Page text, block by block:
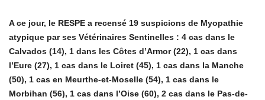
A ce jour, le RESPE a recensé 19 suspicions de Myopathie
atypique par ses Vétérinaires Sentinelles : 4 cas dans le
Calvados (14), 1 dans les Côtes d’Armor (22), 1 cas dans
l’Eure (27), 1 cas dans le Loiret (45), 1 cas dans la Manche
(50), 1 cas en Meurthe-et-Moselle (54), 1 cas dans le
Morbihan (56), 1 cas dans l’Oise (60), 2 cas dans le Pas-de-